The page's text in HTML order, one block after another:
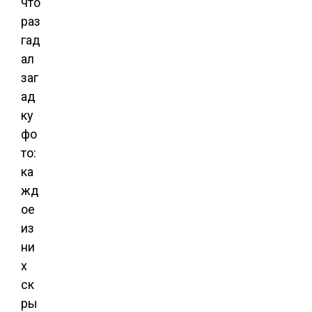
раз
гад
ал
заг
ад
ку
фо
то:
ка
жд
ое
из
ни
х
ск
ры